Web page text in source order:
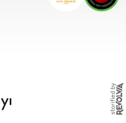
storified by